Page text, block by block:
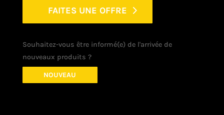
FAITES UNE OFFRE
Souhaitez-vous être informé(e) de l'arrivée de
nouveaux produits ?
NOUVEAU